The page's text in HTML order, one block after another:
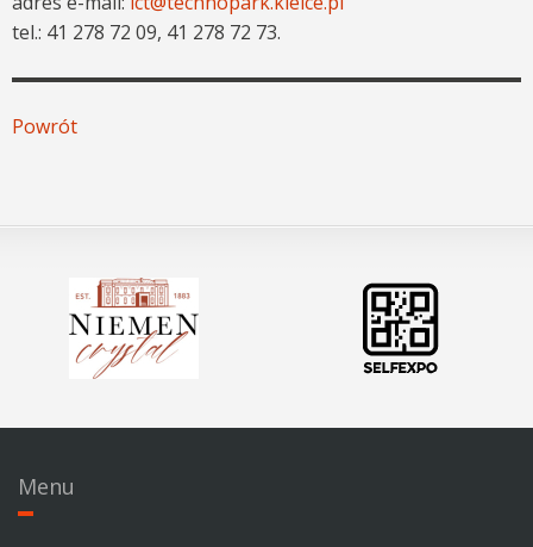
tel.: 41 278 72 09, 41 278 72 73.
Powrót
Menu